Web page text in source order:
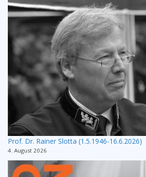
Prof. Dr. Rainer Slotta (1.5.1946-16.6.2026)
4. August 2026